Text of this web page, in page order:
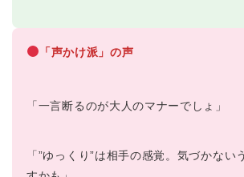
「声かけ派」の声
「一言断るのが大人のマナーでしょ」
「”ゆっくり”は相手の感覚。気づかない